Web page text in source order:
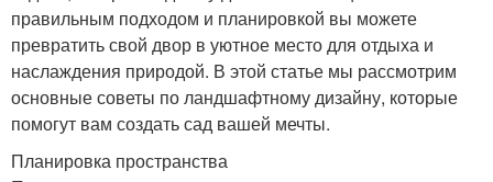
правильным подходом и планировкой вы можете
превратить свой двор в уютное место для отдыха и
наслаждения природой. В этой статье мы рассмотрим
основные советы по ландшафтному дизайну, которые
помогут вам создать сад вашей мечты.
Планировка пространства